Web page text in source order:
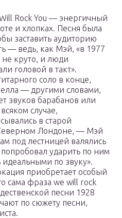
Rock You — энергичный
и хлопках. Песня была
заставить аудиторию
— ведь, как Мэй, «в 1977
не круто, и люди
головой в такт».
соло в конце,
— другими словами,
звуков барабанов или
случае,
в старой
Лондоне, — Мэй
под лестницей валялись
ударить по ним
по звуку».
приобретает особый
сама фраза we will rock
песни 1928
по сюжету песни,